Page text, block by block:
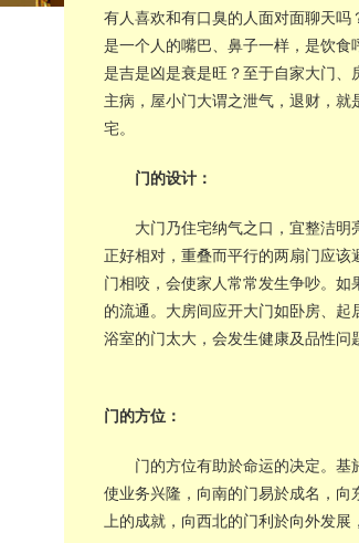
有人喜欢和有口臭的人面对面聊天
是一个人的嘴巴、鼻子一样，是饮食
是吉是凶是衰是旺？至于自家大门
主病，屋小门大谓之泄气，退财，
宅。
门的设计：
大门乃住宅纳气之口，宜整洁
正好相对，重叠而平行的两扇门应
门相咬，会使家人常常发生争吵。
的流通。大房间应开大门如卧房、
浴室的门太大，会发生健康及品性问
门的方位：
门的方位有助於命运的决定。基
使业务兴隆，向南的门易於成名，
上的成就，向西北的门利於向外发展